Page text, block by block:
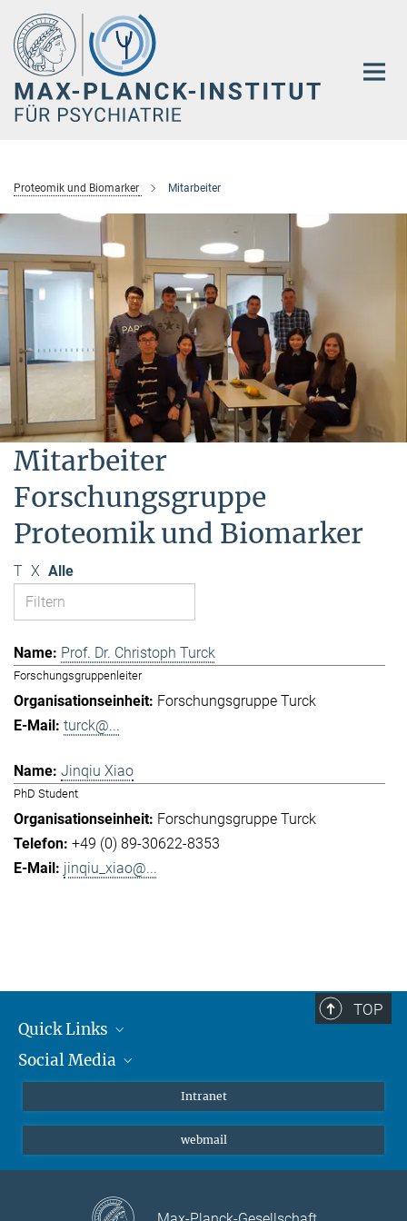
Hauptinhalt
Proteomik und Biomarker Mitarbeiter
Mitarbeiter
Forschungsgruppe
Proteomik und Biomarker
T X Alle
Prof. Dr. Christoph Turck
Forschungsgruppenleiter
Forschungsgruppe Turck
turck@...
Jinqiu Xiao
PhD Student
Forschungsgruppe Turck
+49 (0) 89-30622-8353
jinqiu_xiao@...
TOP
Quick Links
Student*innen/Wissenschaftler*innen
Social Media
Bluesky
YouTube
Intranet
webmail